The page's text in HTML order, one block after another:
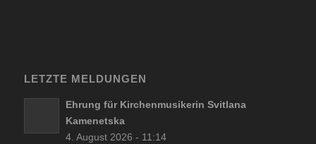
LETZTE MELDUNGEN
Ehrung für Kirchenmusikerin Svitlana
Kamenetska
4. August 2026 - 11:14